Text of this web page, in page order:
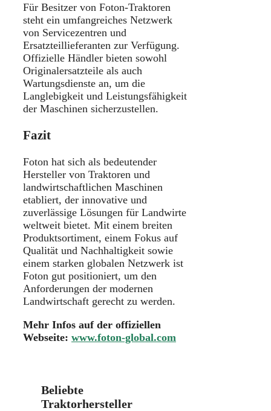
Für Besitzer von Foton-Traktoren
steht ein umfangreiches Netzwerk
von Servicezentren und
Ersatzteillieferanten zur Verfügung.
Offizielle Händler bieten sowohl
Originalersatzteile als auch
Wartungsdienste an, um die
Langlebigkeit und Leistungsfähigkeit
der Maschinen sicherzustellen.
Fazit
Foton hat sich als bedeutender
Hersteller von Traktoren und
landwirtschaftlichen Maschinen
etabliert, der innovative und
zuverlässige Lösungen für Landwirte
weltweit bietet. Mit einem breiten
Produktsortiment, einem Fokus auf
Qualität und Nachhaltigkeit sowie
einem starken globalen Netzwerk ist
Foton gut positioniert, um den
Anforderungen der modernen
Landwirtschaft gerecht zu werden.
Mehr Infos auf der offiziellen
Webseite: www.foton-global.com
Beliebte
Traktorhersteller